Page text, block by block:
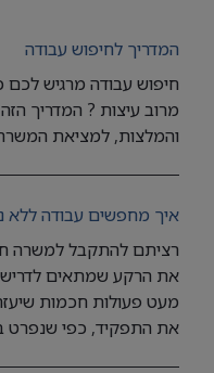
המדריך לחיפוש עבודה
חיפוש עבודה מרגיש לכם
מרוב עיצות ? המדריך
והמלצות, למציאת
איך מחפשים עבודה ללא
רציתם להתקבל למשרה
את הרקע שמתאים
מעט פעולות חכמות
את התפקיד, כפי שנפרט